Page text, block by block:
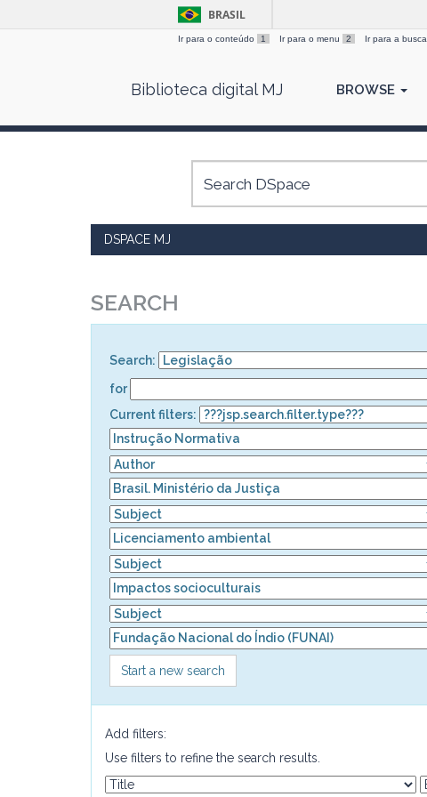
BRASIL
Ir para o conteúdo 1 Ir para o menu 2 Ir para a busca
Biblioteca digital MJ BROWSE
DSPACE MJ
SEARCH
Search:
for
Current filters:
Start a new search
Add filters:
Use filters to refine the search results.